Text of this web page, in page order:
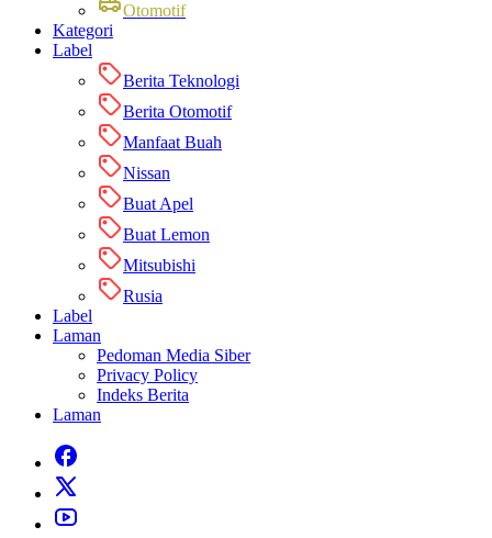
Otomotif
Kategori
Label
Berita Teknologi
Berita Otomotif
Manfaat Buah
Nissan
Buat Apel
Buat Lemon
Mitsubishi
Rusia
Label
Laman
Pedoman Media Siber
Privacy Policy
Indeks Berita
Laman